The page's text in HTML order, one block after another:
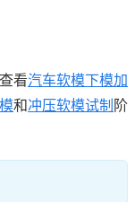
看汽车软模下模加
和冲压软模试制 阶